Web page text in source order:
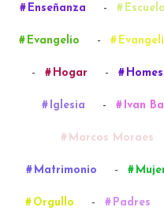
Enseñanza - Escuela
Evangelio -
- Hogar -
Iglesia - Ivan
Marcos Moraes
Matrimonio -
Orgullo - Padres